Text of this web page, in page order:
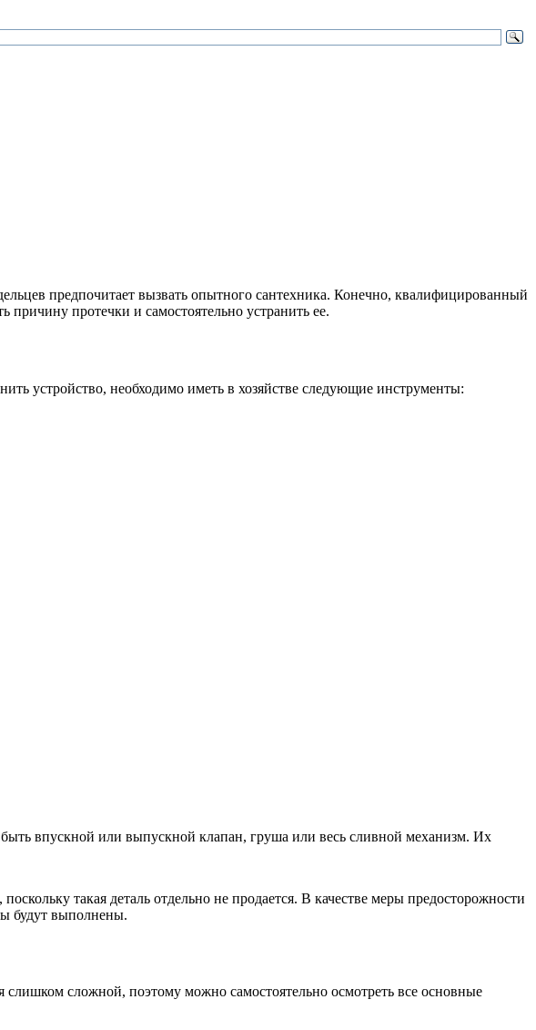
предпочитает вызвать опытного сантехника. Конечно, квалифицированный
протечки и самостоятельно устранить ее.
устройство, необходимо иметь в хозяйстве следующие инструменты:
впускной или выпускной клапан, груша или весь сливной механизм. Их
такая деталь отдельно не продается. В качестве меры предосторожности
будут выполнены.
сложной, поэтому можно самостоятельно осмотреть все основные